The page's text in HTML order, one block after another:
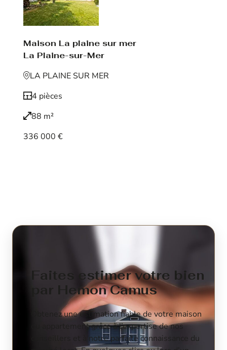
Maison La plaine sur mer
La Plaine-sur-Mer
LA PLAINE SUR MER
4 pièces
88 m²
336 000 €
Faites estimer votre bien
par Hemon Camus
Obtenez une estimation fiable de votre maison
ou appartement grâce à l’expertise de nos
conseillers et à notre parfaite connaissance du